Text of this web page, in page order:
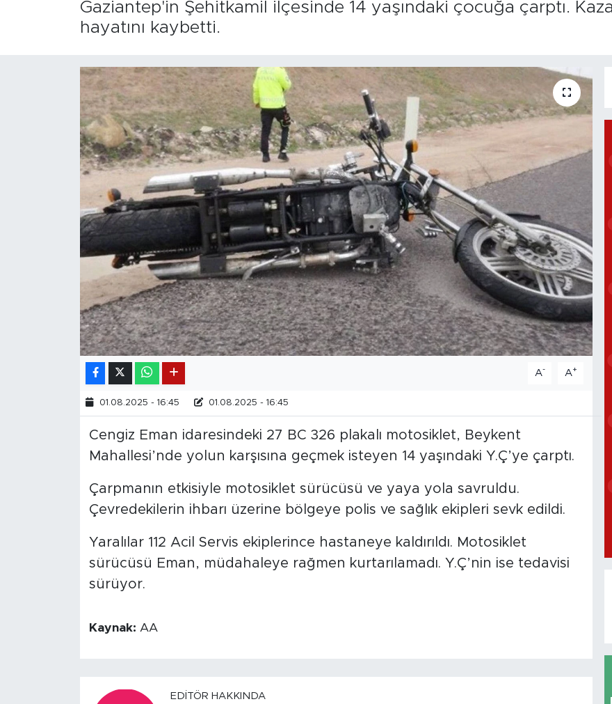
Gaziantep'in Şehitkamil ilçesinde 14 yaşındaki çocuğa çarptı.
hayatını kaybetti.
A- A+
01.08.2025 - 16:45 01.08.2025 - 16:45
Cengiz Eman idaresindeki 27 BC 326 plakalı motosiklet, Beykent
Mahallesi’nde yolun karşısına geçmek isteyen 14 yaşındaki Y.Ç’ye çarptı.
Çarpmanın etkisiyle motosiklet sürücüsü ve yaya yola savruldu.
Çevredekilerin ihbarı üzerine bölgeye polis ve sağlık ekipleri sevk edildi.
Yaralılar 112 Acil Servis ekiplerince hastaneye kaldırıldı. Motosiklet
sürücüsü Eman, müdahaleye rağmen kurtarılamadı. Y.Ç’nin ise tedavisi
sürüyor.
Kaynak: AA
EDITÖR HAKKINDA